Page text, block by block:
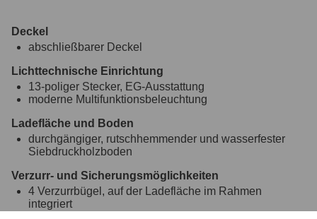
Deckel
abschließbarer Deckel
Lichttechnische Einrichtung
13-poliger Stecker, EG-Ausstattung
moderne Multifunktionsbeleuchtung
Ladefläche und Boden
durchgängiger, rutschhemmender und wasserfester
Siebdruckholzboden
Verzurr- und Sicherungsmöglichkeiten
4 Verzurrbügel, auf der Ladefläche im Rahmen
integriert